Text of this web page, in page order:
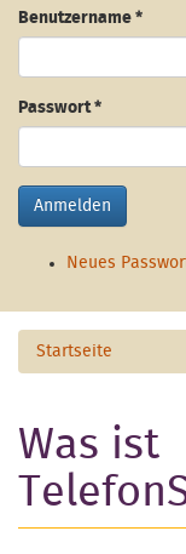
Benutzername *
Passwort*
Anmelden
Neues
Startseite
Was ist